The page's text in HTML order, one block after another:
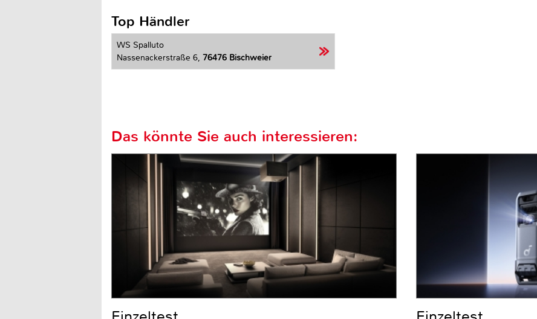
Top Händler
WS Spalluto
Nassenackerstraße 6, 76476 Bischweier
Das könnte Sie auch interessieren: